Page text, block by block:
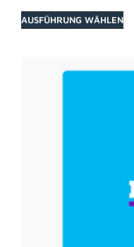
AUSFÜHRUNG WÄHLEN